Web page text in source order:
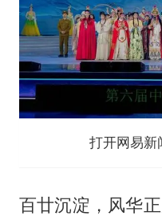
打开网易新
百廿沉淀，风华